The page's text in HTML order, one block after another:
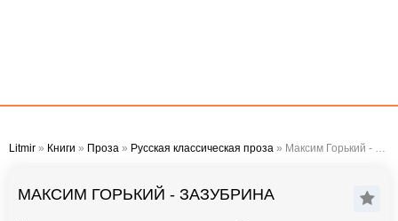
Litmir » Книги » Проза » Русская классическая проза » Максим Горький - Зазубрина
МАКСИМ ГОРЬКИЙ - ЗАЗУБРИНА